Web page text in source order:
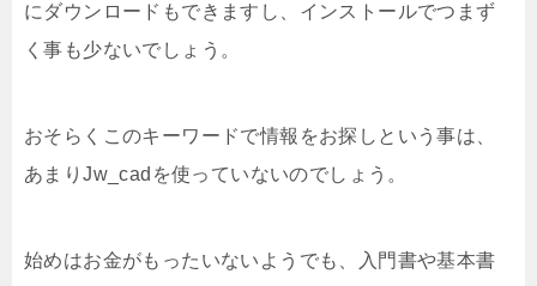
にダウンロードもできますし、インストールでつまず
く事も少ないでしょう。
おそらくこのキーワードで情報をお探しという事は、
あまりJw_cadを使っていないのでしょう。
始めはお金がもったいないようでも、入門書や基本書